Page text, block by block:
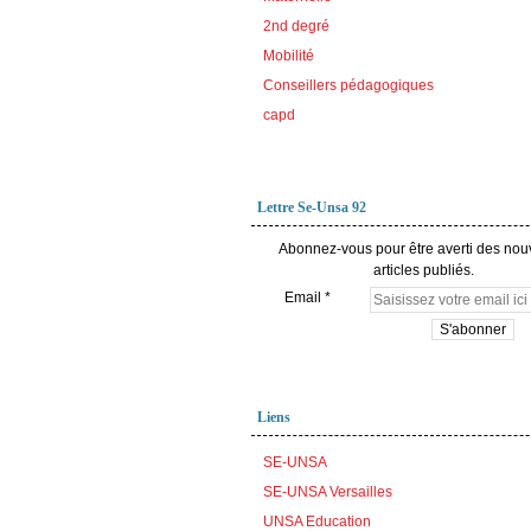
2nd degré
Mobilité
Conseillers pédagogiques
capd
Lettre Se-Unsa 92
Abonnez-vous pour être averti des
articles publiés.
Email
Liens
SE-UNSA
SE-UNSA Versailles
UNSA Education